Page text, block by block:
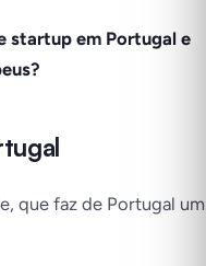
startup em Portugal e
que faz de Portugal um